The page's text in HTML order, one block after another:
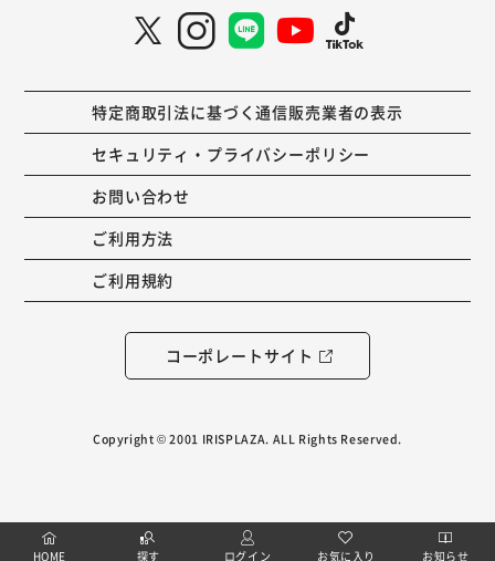
特定商取引法に基づく通信販売業者の表示
セキュリティ・プライバシーポリシー
お問い合わせ
ご利用方法
ご利用規約
コーポレートサイト
Copyright © 2001 IRISPLAZA. ALL Rights Reserved.
HOME 探す ログイン お気に入り お知らせ